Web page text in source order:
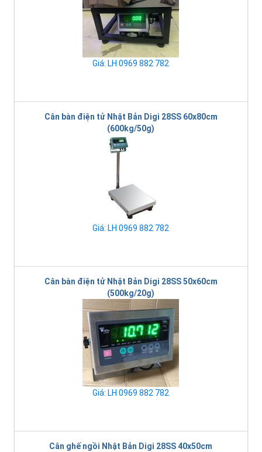
Giá: LH 0969 882 782
Cân bàn điện tử Nhật Bản Digi 28SS 60x80cm
(600kg/50g)
Giá: LH 0969 882 782
Cân bàn điện tử Nhật Bản Digi 28SS 50x60cm
(500kg/20g)
Giá: LH 0969 882 782
Cân ghế ngồi Nhật Bản Digi 28SS 40x50cm